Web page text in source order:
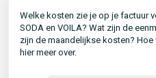
Welke kosten zie je op je factuur
SODA en VOILA? Wat zijn de
zijn de maandelijkse kosten?
hier meer over.